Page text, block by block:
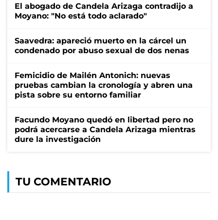
El abogado de Candela Arizaga contradijo a
Moyano: "No está todo aclarado"
Saavedra: apareció muerto en la cárcel un
condenado por abuso sexual de dos nenas
Femicidio de Mailén Antonich: nuevas
pruebas cambian la cronología y abren una
pista sobre su entorno familiar
Facundo Moyano quedó en libertad pero no
podrá acercarse a Candela Arizaga mientras
dure la investigación
TU COMENTARIO